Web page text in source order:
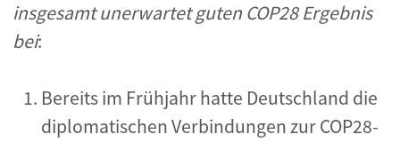
insgesamt unerwartet guten COP28 Ergebnis
bei:
Bereits im Frühjahr hatte Deutschland die
diplomatischen Verbindungen zur COP28-